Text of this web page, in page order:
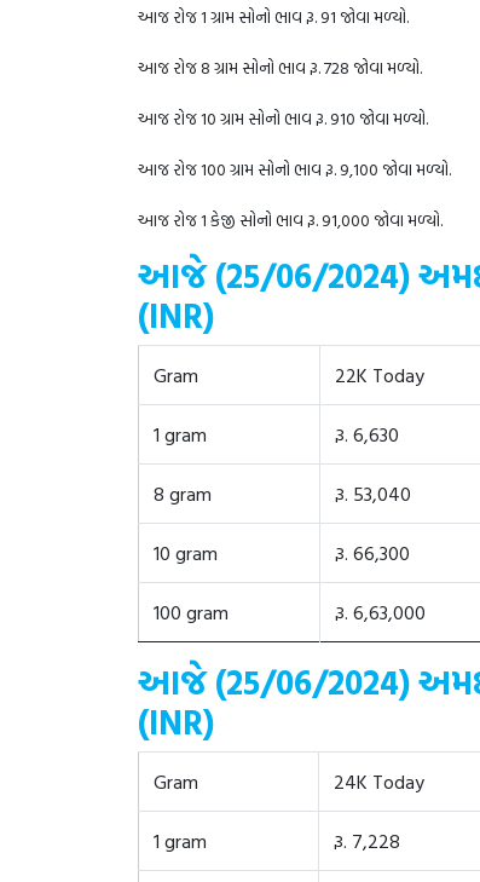
આજ રોજ 1 ગ્રામ સોનો ભાવ રૂ. 91 જોવા મળ્યો.
આજ રોજ 8 ગ્રામ સોનો ભાવ રૂ. 728 જોવા મળ્યો.
આજ રોજ 10 ગ્રામ સોનો ભાવ રૂ. 910 જોવા મળ્યો.
આજ રોજ 100 ગ્રામ સોનો ભાવ રૂ. 9,100 જોવા મળ્યો.
આજ રોજ 1 કેજી સોનો ભાવ રૂ. 91,000 જોવા મળ્યો.
આજે (25/06/2024)
(INR)
Gram 22K Today
1 gram રૂ. 6,630
8 gram રૂ. 53,040
10 gram રૂ. 66,300
100 gram રૂ. 6,63,000
આજે (25/06/2024)
(INR)
Gram 24K Today
1 gram રૂ. 7,228